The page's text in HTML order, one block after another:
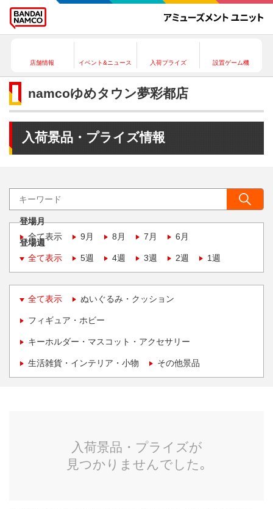
店舗情報 イベント&ニュース 入荷プライズ 設置ゲーム機
namcoゆめタウン夢彩都店
入荷景品・プライズ情報
登場月
全て表示
9月 8月 7月 6月
登場週
全て表示
5週 4週 3週 2週 1週
全て表示 ぬいぐるみ・クッション
フィギュア・ホビー
キーホルダー・マスコット・アクセサリー
生活雑貨・インテリア・小物 その他景品